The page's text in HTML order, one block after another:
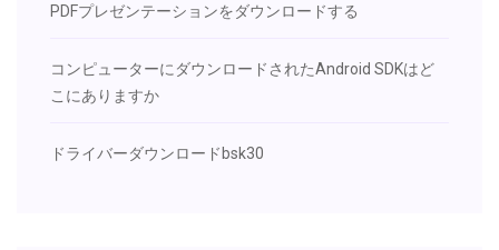
PDFプレゼンテーションをダウンロードする
コンピューターにダウンロードされたAndroid SDKはど
こにありますか
ドライバーダウンロードbsk30